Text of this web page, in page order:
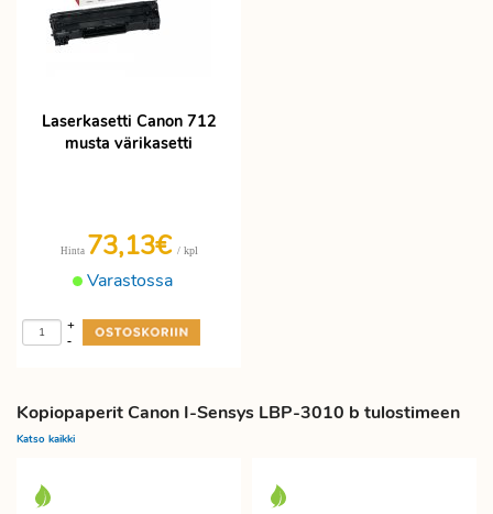
Laserkasetti Canon 712
musta värikasetti
Varastossa
Hinta 73,13€ / kpl
-
+
Kopiopaperit Canon I-Sensys LBP-3010 b tulostimeen
Katso kaikki